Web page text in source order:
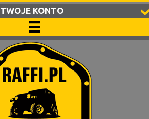
TWOJE KONTO